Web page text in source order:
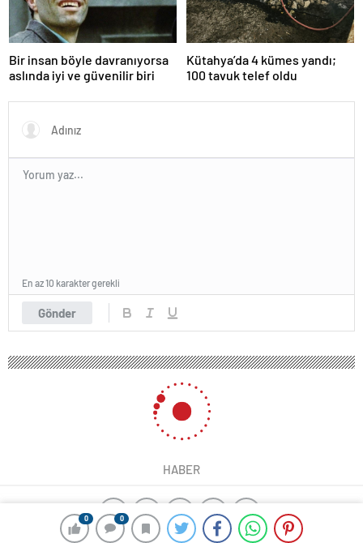
0 0
Bir insan böyle davranıyorsa
aslında iyi ve güvenilir biri
Kütahya’da 4 kümes yandı;
100 tavuk telef oldu
Gönder
En az 10 karakter gerekli
HABER